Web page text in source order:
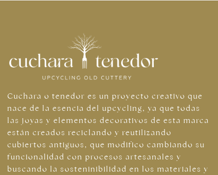
Cuchara o tenedor es un proyecto creativo que
nace de la esencia del upcycling, ya que todas
las joyas y elementos decorativos de esta marca
están creados reciclando y reutilizando
cubiertos antiguos, que modifico cambiando su
funcionalidad con procesos artesanales y
buscando la sosteninibilidad en los materiales y